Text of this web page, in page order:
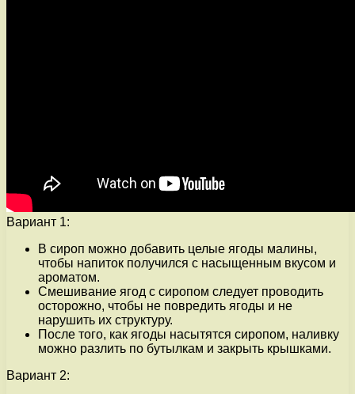
Вариант 1:
В сироп можно добавить целые ягоды малины,
чтобы напиток получился с насыщенным вкусом и
ароматом.
Смешивание ягод с сиропом следует проводить
осторожно, чтобы не повредить ягоды и не
нарушить их структуру.
После того, как ягоды насытятся сиропом, наливку
можно разлить по бутылкам и закрыть крышками.
Вариант 2: